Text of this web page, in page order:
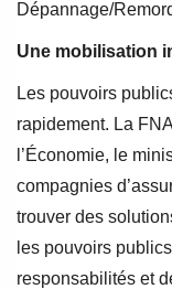
Dépannage/
Une mobilisation
Les pouvoirs
rapidement. La
l’Économie, le
compagnies
trouver des
les pouvoirs
responsabilités et